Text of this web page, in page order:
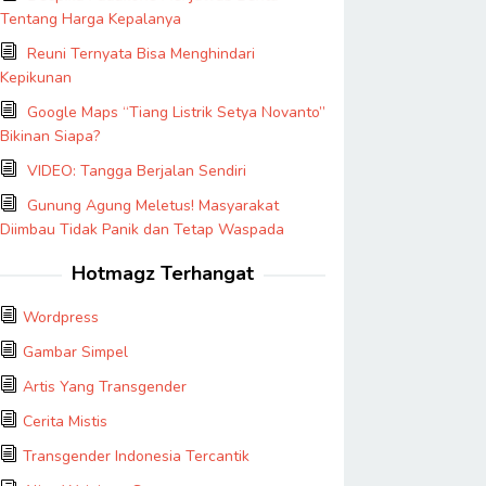
Tentang Harga Kepalanya
Reuni Ternyata Bisa Menghindari
Kepikunan
Google Maps “Tiang Listrik Setya Novanto”
Bikinan Siapa?
VIDEO: Tangga Berjalan Sendiri
Gunung Agung Meletus! Masyarakat
Diimbau Tidak Panik dan Tetap Waspada
Hotmagz Terhangat
Wordpress
Gambar Simpel
Artis Yang Transgender
Cerita Mistis
Transgender Indonesia Tercantik